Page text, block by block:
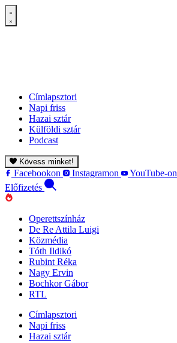
Címlapsztori
Napi friss
Hazai sztár
Külföldi sztár
Podcast
Kövess minket!
Facebookon Instagramon YouTube-on
Előfizetés
Operettszínház
De Re Attila Luigi
Közmédia
Tóth Ildikó
Rubint Réka
Nagy Ervin
Bochkor Gábor
RTL
Címlapsztori
Napi friss
Hazai sztár